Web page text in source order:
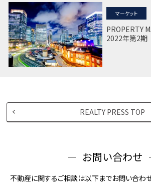
マーケット
PROPERTY
2022年第2期
REALTY PRESS TOP
お問い合わせ
不動産に関するご相談は以下までお問い合わせ